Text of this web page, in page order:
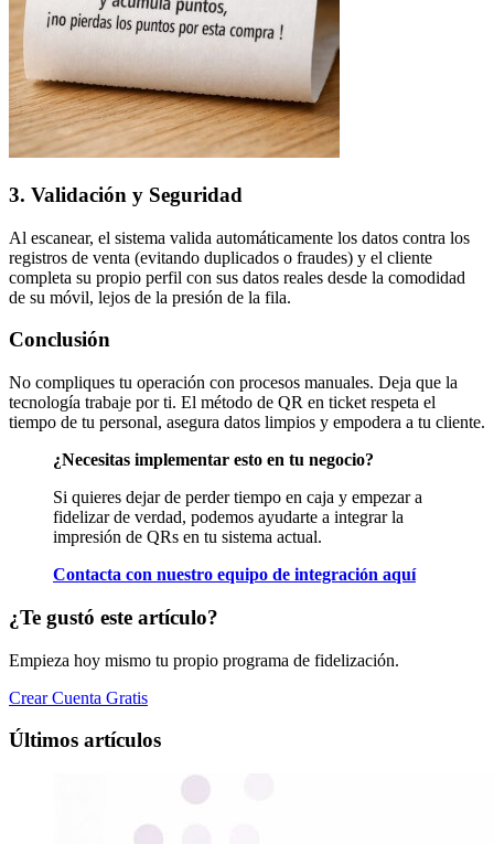
3. Validación y Seguridad
Al escanear, el sistema valida automáticamente los datos contra los
registros de venta (evitando duplicados o fraudes) y el cliente
completa su propio perfil con sus datos reales desde la comodidad
de su móvil, lejos de la presión de la fila.
Conclusión
No compliques tu operación con procesos manuales. Deja que la
tecnología trabaje por ti. El método de QR en ticket respeta el
tiempo de tu personal, asegura datos limpios y empodera a tu cliente.
¿Necesitas implementar esto en tu negocio?
Si quieres dejar de perder tiempo en caja y empezar a
fidelizar de verdad, podemos ayudarte a integrar la
impresión de QRs en tu sistema actual.
Contacta con nuestro equipo de integración aquí
¿Te gustó este artículo?
Empieza hoy mismo tu propio programa de fidelización.
Crear Cuenta Gratis
Últimos artículos